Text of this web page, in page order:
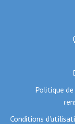
Politique
Conditions